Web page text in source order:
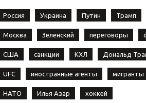
Россия Украина Путин Трамп
Москва Зеленский переговоры
США санкции КХЛ Дональд
UFC иностранные агенты мигранты
НАТО Илья Азар хоккей